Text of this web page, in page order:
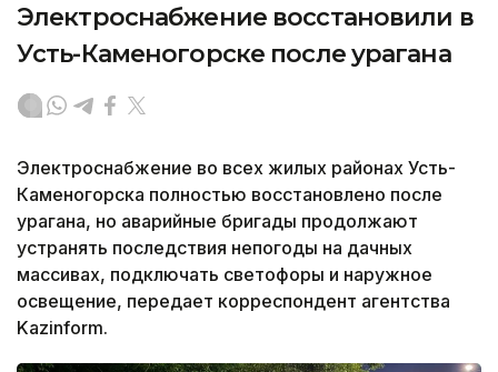
Электроснабжение восстановили в
Усть-Каменогорске после урагана
Электроснабжение во всех жилых районах Усть-
Каменогорска полностью восстановлено после
урагана, но аварийные бригады продолжают
устранять последствия непогоды на дачных
массивах, подключать светофоры и наружное
освещение, передает корреспондент агентства
Kazinform.